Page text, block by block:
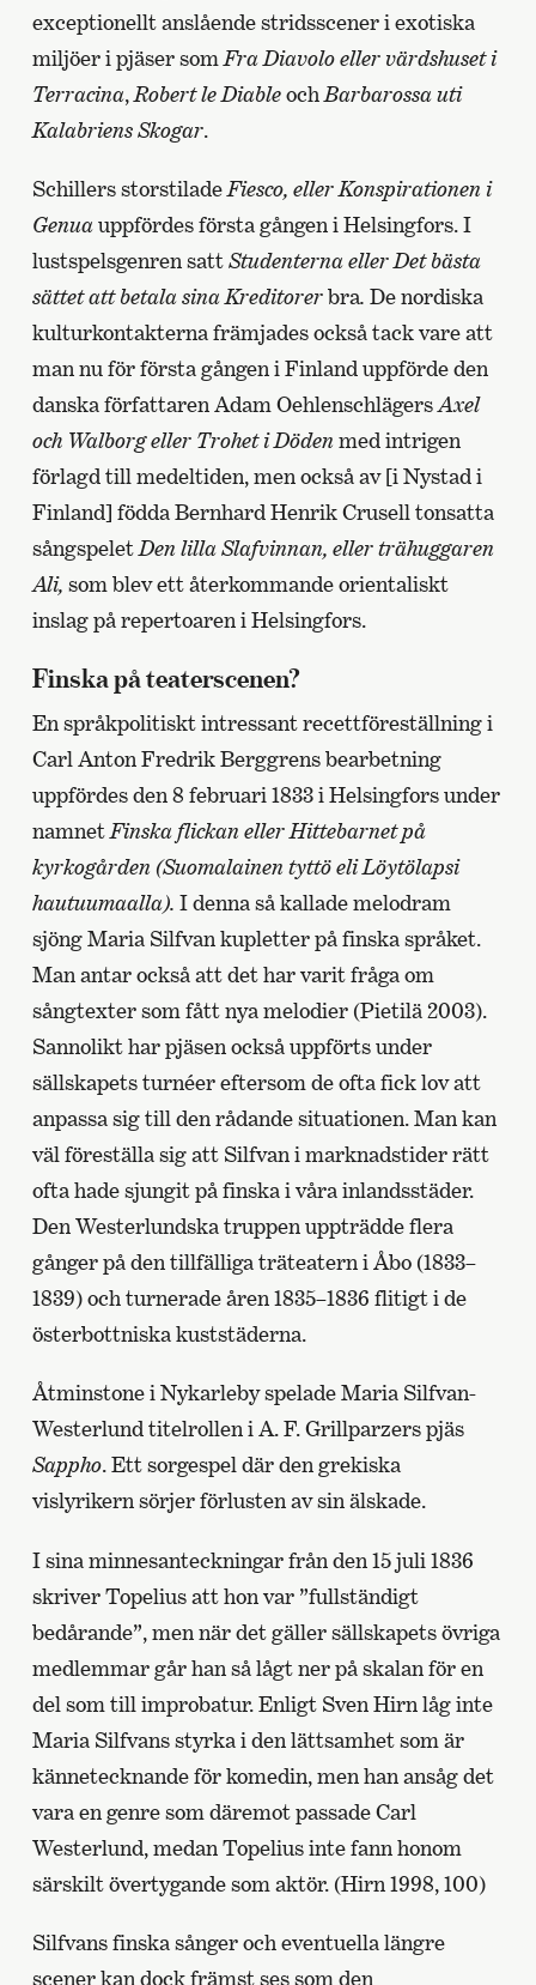
exceptionellt anslående stridsscener i exotiska
miljöer i pjäser som Fra Diavolo eller värdshuset i
Terracina, Robert le Diableoch Barbarossa uti
Kalabriens Skogar.
Schillers storstilade Fiesco, eller Konspirationen i
Genuauppfördes första gången i Helsingfors. I
lustspelsgenren sattStudenterna eller Det bästa
sättet att betala sina Kreditorerbra. De nordiska
kulturkontakterna främjades också tack vare att
man nu för första gången i Finland uppförde den
danska författaren Adam OehlenschlägersAxel
och Walborg eller Trohet i Dödenmed intrigen
förlagd till medeltiden, men också av [i Nystad i
Finland] födda Bernhard Henrik Crusell tonsatta
sångspelet Den lilla Slafvinnan, eller trähuggaren
Ali, som blev ett återkommande orientaliskt
inslag på repertoaren i Helsingfors.
Finska på teaterscenen?
En språkpolitiskt intressant recettföreställning i
Carl Anton Fredrik Berggrens bearbetning
uppfördes den 8 februari 1833 i Helsingfors under
namnetFinska flickan eller Hittebarnet på
kyrkogården (Suomalainen tyttö eli Löytölapsi
hautuumaalla). I denna så kallade melodram
sjöng Maria Silfvan kupletter på finska språket.
Man antar också att det har varit fråga om
sångtexter som fått nya melodier (Pietilä 2003).
Sannolikt har pjäsen också uppförts under
sällskapets turnéer eftersom de ofta fick lov att
anpassa sig till den rådande situationen. Man kan
väl föreställa sig att Silfvan i marknadstider rätt
ofta hade sjungit på finska i våra inlandsstäder.
Den Westerlundska truppen uppträdde flera
gånger på den tillfälliga träteatern i Åbo (1833–
1839) och turnerade åren 1835–1836 flitigt i de
österbottniska kuststäderna.
Åtminstone i Nykarleby spelade Maria Silfvan-
Westerlund titelrollen i A. F. Grillparzers pjäs
Sappho. Ett sorgespel där den grekiska
vislyrikern sörjer förlusten av sin älskade.
I sina minnesanteckningar från den 15 juli 1836
skriver Topelius att hon var ”fullständigt
bedårande”, men när det gäller sällskapets övriga
medlemmar går han så lågt ner på skalan för en
del som till improbatur. Enligt Sven Hirn låg inte
Maria Silfvans styrka i den lättsamhet som är
kännetecknande för komedin, men han ansåg det
vara en genre som däremot passade Carl
Westerlund, medan Topelius inte fann honom
särskilt övertygande som aktör. (Hirn 1998, 100)
Silfvans finska sånger och eventuella längre
scener kan dock främst ses som den